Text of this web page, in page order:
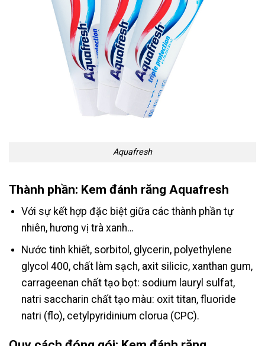
Aquafresh
Thành phần: Kem đánh răng Aquafresh
Với sự kết hợp đặc biệt giữa các thành phần tự
nhiên, hương vị trà xanh…
Nước tinh khiết, sorbitol, glycerin, polyethylene
glycol 400, chất làm sạch, axit silicic, xanthan gum,
carrageenan chất tạo bọt: sodium lauryl sulfat,
natri saccharin chất tạo màu: oxit titan, fluoride
natri (flo), cetylpyridinium clorua (CPC).